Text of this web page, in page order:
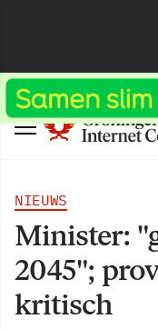
NIEUWS
Minister:
2045";
kritisch